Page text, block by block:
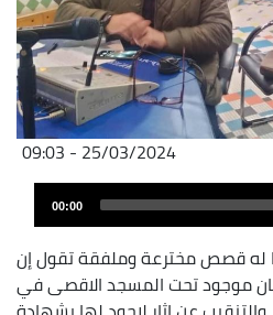
25/03/2024 - 09:03
00:00
له قصص مخترعة وملفقة تقول إن
موجود تحت المسجد الاقصى في